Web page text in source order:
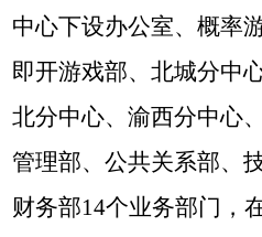
中心下设办公室、概率
即开游戏部、北城分中
北分中心、渝西分中心
管理部、公共关系部、
财务部14个业务部门，